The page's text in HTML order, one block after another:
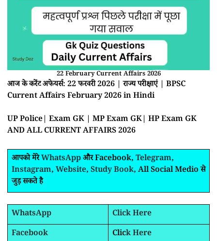
22 February Current Affairs 2026
आज के करेंट अफेयर्स: 22 फरवरी 2026 | राज्य परीक्षाएं | BPSC
Current Affairs February 2026 in Hindi
UP Police| Exam GK | MP Exam GK| HP Exam GK
AND ALL CURRENT AFFAIRS 2026
आपको मेरेWhatsAppऔर Facebook, Telegram,
Instagram, Website, Study Book, All Social Medio से
जुड़ सकते है
WhatsApp
Click Here
Facebook
Click Here